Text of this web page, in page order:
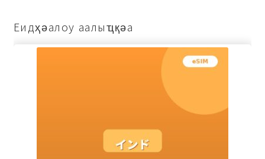
Еидҳәалоу аалыҵқәа